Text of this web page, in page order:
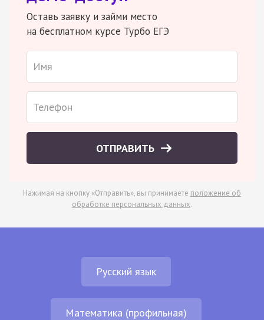
Оставь заявку и займи место
на бесплатном курсе Турбо ЕГЭ
ОТПРАВИТЬ
Нажимая на кнопку «Отправить», вы принимаете положение об
обработке персональных данных.
Русский язык
Математика (профильная)